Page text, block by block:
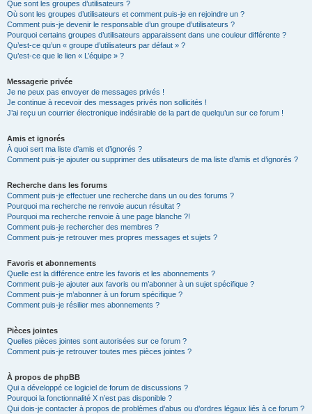
Que sont les groupes d’utilisateurs ?
Où sont les groupes d’utilisateurs et comment puis-je en rejoindre un ?
Comment puis-je devenir le responsable d’un groupe d’utilisateurs ?
Pourquoi certains groupes d’utilisateurs apparaissent dans une couleur différente ?
Qu’est-ce qu’un « groupe d’utilisateurs par défaut » ?
Qu’est-ce que le lien « L’équipe » ?
Messagerie privée
Je ne peux pas envoyer de messages privés !
Je continue à recevoir des messages privés non sollicités !
J’ai reçu un courrier électronique indésirable de la part de quelqu’un sur ce forum !
Amis et ignorés
À quoi sert ma liste d’amis et d’ignorés ?
Comment puis-je ajouter ou supprimer des utilisateurs de ma liste d’amis et d’ignorés ?
Recherche dans les forums
Comment puis-je effectuer une recherche dans un ou des forums ?
Pourquoi ma recherche ne renvoie aucun résultat ?
Pourquoi ma recherche renvoie à une page blanche ?!
Comment puis-je rechercher des membres ?
Comment puis-je retrouver mes propres messages et sujets ?
Favoris et abonnements
Quelle est la différence entre les favoris et les abonnements ?
Comment puis-je ajouter aux favoris ou m’abonner à un sujet spécifique ?
Comment puis-je m’abonner à un forum spécifique ?
Comment puis-je résilier mes abonnements ?
Pièces jointes
Quelles pièces jointes sont autorisées sur ce forum ?
Comment puis-je retrouver toutes mes pièces jointes ?
À propos de phpBB
Qui a développé ce logiciel de forum de discussions ?
Pourquoi la fonctionnalité X n’est pas disponible ?
Qui dois-je contacter à propos de problèmes d’abus ou d’ordres légaux liés à ce forum ?